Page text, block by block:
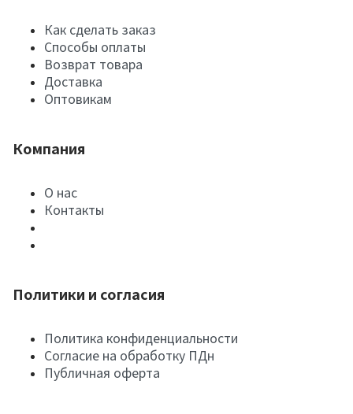
Как сделать заказ
Способы оплаты
Возврат товара
Доставка
Оптовикам
Компания
О нас
Контакты
Политики и согласия
Политика конфиденциальности
Согласие на обработку ПДн
Публичная оферта